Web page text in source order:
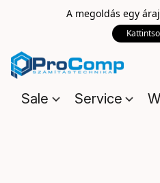
A megoldás egy
Sale Service